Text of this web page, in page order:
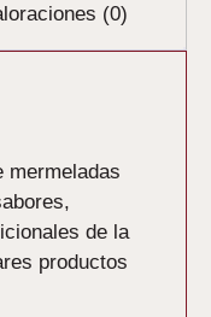
(0)
mermeladas
de la
productos